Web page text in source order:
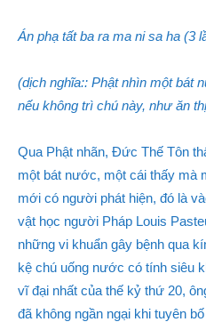
Án phạ tất ba ra ma ni sa ha (3
(dịch nghĩa:: Phật nhìn một bát
nếu không trì chú này, như ăn
Qua Phật nhãn, Đức Thế Tôn
một bát nước, một cái thấy mà
mới có người phát hiện, đó là
vật học người Pháp Louis
những vi khuẩn gây bệnh qua
kệ chú uống nước có tính siêu
vĩ đại nhất của thế kỷ thứ 20,
đã không ngần ngại khi tuyên bố